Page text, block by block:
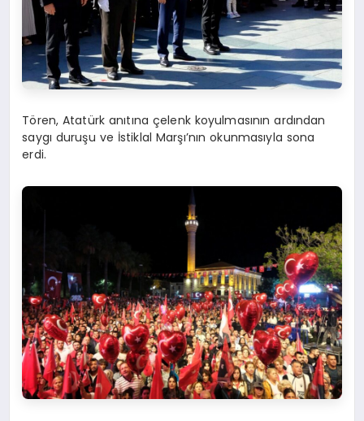
Tören, Atatürk anıtına çelenk koyulmasının ardından
saygı duruşu ve İstiklal Marşı’nın okunmasıyla sona
erdi.